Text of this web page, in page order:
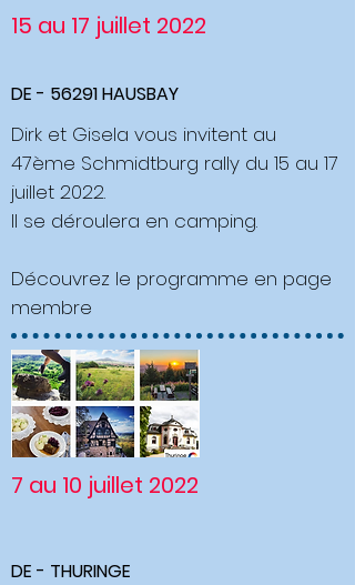
15 au 17 juillet 2022
DE - 56291 HAUSBAY
Dirk et Gisela vous invitent au
47ème Schmidtburg rally du 15 au 17
juillet 2022.
Il se déroulera en camping.
Découvrez le programme en page
membre
7 au 10 juillet 2022
DE - THURINGE